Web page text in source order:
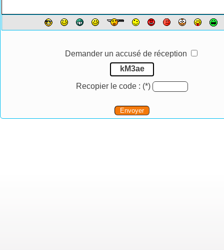
Demander un accusé de réception
kM3ae
Recopier le code : (*)
Envoyer